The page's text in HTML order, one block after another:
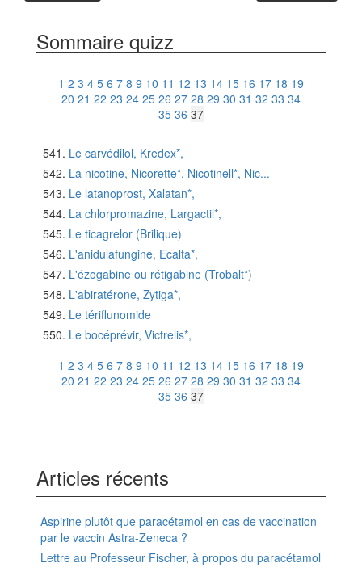
Sommaire quizz
1 2 3 4 5 6 7 8 9 10 11 12 13 14 15 16 17 18 19
20 21 22 23 24 25 26 27 28 29 30 31 32 33 34
35 36 37
Le carvédilol, Kredex*,
La nicotine, Nicorette*, Nicotinell*, Nic...
Le latanoprost, Xalatan*,
La chlorpromazine, Largactil*,
Le ticagrelor (Brilique)
L'anidulafungine, Ecalta*,
L'ézogabine ou rétigabine (Trobalt*)
L'abiratérone, Zytiga*,
Le tériflunomide
Le bocéprévir, Victrelis*,
1 2 3 4 5 6 7 8 9 10 11 12 13 14 15 16 17 18 19
20 21 22 23 24 25 26 27 28 29 30 31 32 33 34
35 36 37
Articles récents
Aspirine plutôt que paracétamol en cas de vaccination
par le vaccin Astra-Zeneca ?
Lettre au Professeur Fischer, à propos du paracétamol